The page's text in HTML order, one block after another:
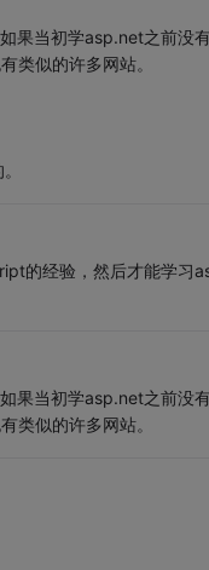
果当初学asp.net之前没
类似的许多网站。
的经验，然后才能学习
果当初学asp.net之前没
类似的许多网站。